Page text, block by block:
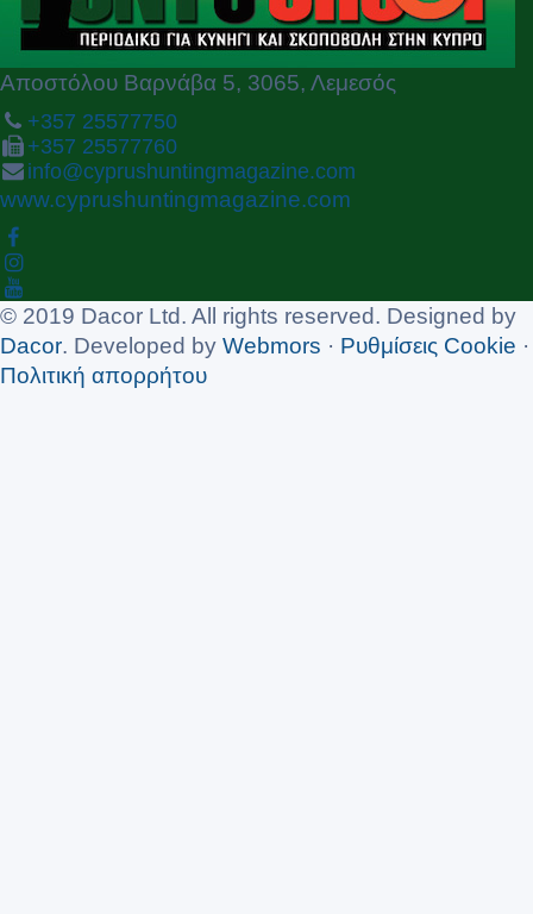
Αποστόλου Βαρνάβα 5, 3065, Λεμεσός
+357 25577750
+357 25577760
info@cyprushuntingmagazine.com
www.cyprushuntingmagazine.com
© 2019 Dacor Ltd. All rights reserved. Designed by
Dacor. Developed by Webmors · Ρυθμίσεις Cookie ·
Πολιτική απορρήτου